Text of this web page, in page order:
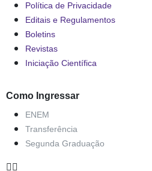
Política de Privacidade
Editais e Regulamentos
Boletins
Revistas
Iniciação Científica
Como Ingressar
ENEM
Transferência
Segunda Graduação